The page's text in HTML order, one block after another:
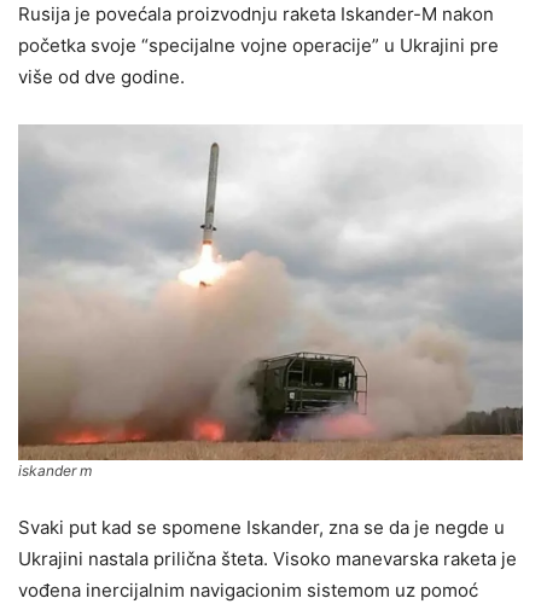
Rusija je povećala proizvodnju raketa Iskander-M nakon
početka svoje “specijalne vojne operacije” u Ukrajini pre
više od dve godine.
iskander m
Svaki put kad se spomene Iskander, zna se da je negde u
Ukrajini nastala prilična šteta. Visoko manevarska raketa je
vođena inercijalnim navigacionim sistemom uz pomoć